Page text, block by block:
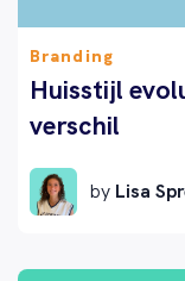
Branding
Huisstijl
verschil
by Lisa